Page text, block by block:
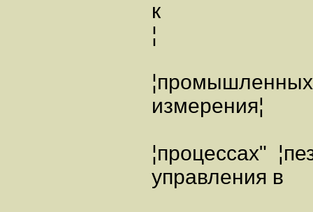
к
¦
измерения¦
управления в